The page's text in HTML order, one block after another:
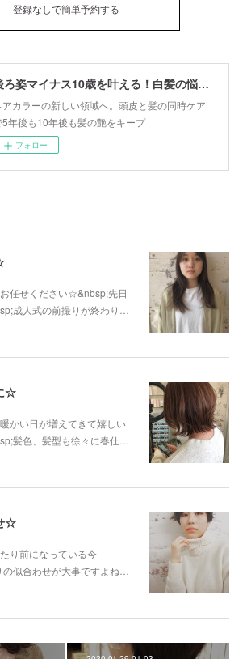
登録なしで簡単予約する
後ろ姿マイナス10歳を叶える！白髪の悩みを根本的に解決する大人女性専用サロン
アカラーの新しい領域へ。頭皮と髪の同時ケア
5年後も10年後も髪の艶をキープ
フォロー
任せください☆&nbsp;先日
成人式の前撮りが終わり…
☆
かい日が増えてきて嬉しい
髪色、髪型も徐々に春仕…
☆
り前になっている今
似合わせが大事ですよね…